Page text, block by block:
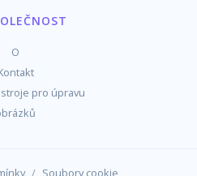
O
pro úpravu
/ Soubory cookie